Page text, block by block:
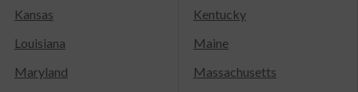
Kansas
Kentucky
Louisiana
Maine
Maryland
Massachusetts